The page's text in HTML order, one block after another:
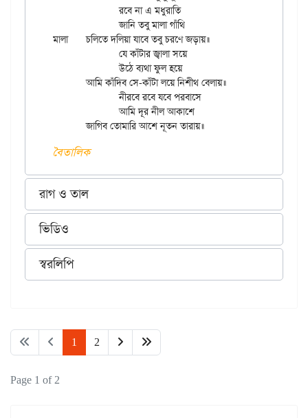
		রবে না এ মধুরাতি
		জানি তবু মালা গাঁথি
মালা	চলিতে দলিয়া যাবে তবু চরণে জড়ায়॥
		উঠে ব্যথা ফুল হয়ে
	আমি কাঁদিব সে-কাঁটা লয়ে নিশীথ বেলায়॥
		নীরবে রবে যবে পরবাসে
		আমি দূর নীল আকাশে
বৈতালিক
রাগ ও তাল
ভিডিও
স্বরলিপি
1 2
Page 1 of 2